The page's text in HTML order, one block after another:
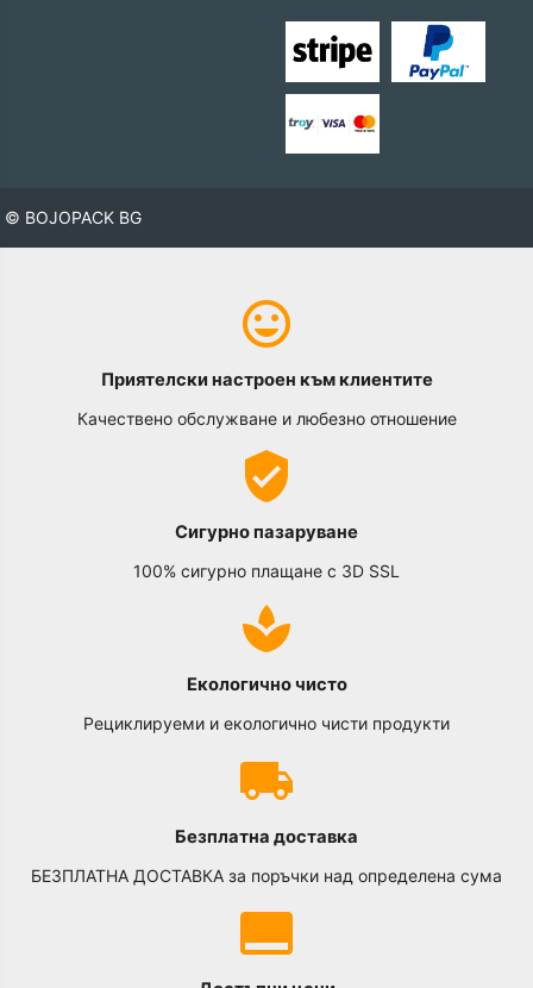
© BOJOPACK BG
Приятелски настроен към клиентите
Качествено обслужване и любезно отношение
Сигурно пазаруване
100% сигурно плащане с 3D SSL
Екологично чисто
Рециклируеми и екологично чисти продукти
Безплатна доставка
БЕЗПЛАТНА ДОСТАВКА за поръчки над определена сума